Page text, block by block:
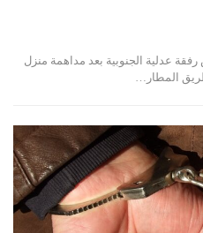
عدلية الجنوبية بعد مداهمة منزل
المطار…